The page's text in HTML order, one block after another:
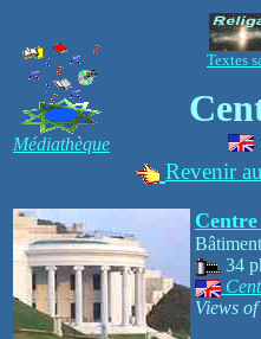
Médiathèque
Textes
Revenir
34
Views